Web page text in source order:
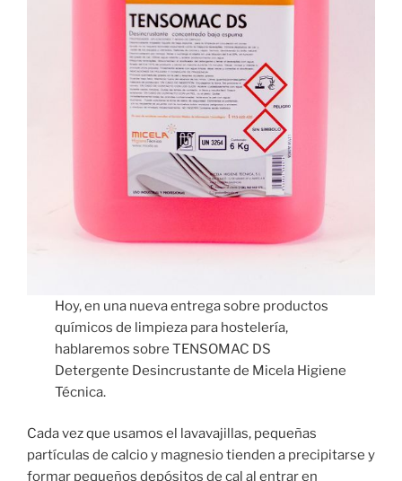
Hoy, en una nueva entrega sobre productos
químicos de limpieza para hostelería,
hablaremos sobre TENSOMAC DS
Detergente Desincrustante de Micela Higiene
Técnica.
Cada vez que usamos el lavavajillas, pequeñas
partículas de calcio y magnesio tienden a precipitarse y
formar pequeños depósitos de cal al entrar en